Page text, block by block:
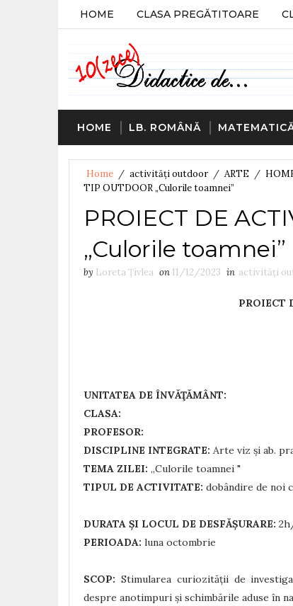
HOME CLASA PREGĂTITOARE
HOME LB. ROMÂNĂ
Home / activități outdoor / ARTE /
TIP OUTDOOR „Culorile toamnei”
PROIECT DE
„Culorile toamnei”
by Loreta Țivlea on 11/12/2023 in activități
PROIECT
UNITATEA DE ÎNVĂŢĂMÂNT:
CLASA:
PROFESOR:
DISCIPLINE INTEGRATE: Arte viz și ab.
TEMA ZILEI: „Culorile toamnei "
TIPUL DE ACTIVITATE: dobândire de noi
DURATA ȘI LOCUL DE DESFĂȘURARE:
PERIOADA: luna octombrie
SCOP: Stimularea curiozității de
despre anotimpuri și schimbările aduse în